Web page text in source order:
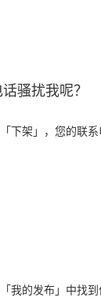
骚扰我呢？
下架」，您的联
的发布」中找到